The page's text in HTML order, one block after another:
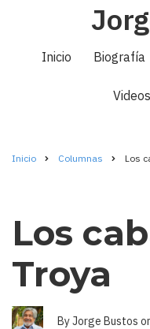
contenido
principal
principal
Inicio Biografía
Videos
navegación
Inicio Columnas Los
Los
Troya
ByJorge Bustos